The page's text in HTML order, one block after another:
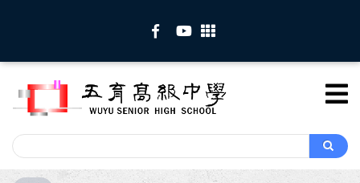
內
Search
Search